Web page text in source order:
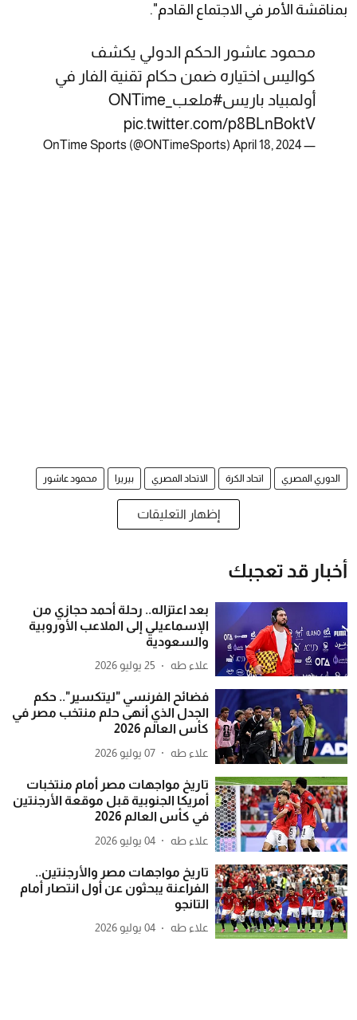
بمناقشة الأمر في الاجتماع القادم".
محمود عاشور الحكم الدولي يكشف
كواليس اختياره ضمن حكام تقنية الفار في
أولمبياد باريس#ملعب_ONTime
pic.twitter.com/p8BLnBoktV
— OnTime Sports (@ONTimeSports)
April 18, 2024
الدوري المصري اتحاد الكرة الاتحاد المصري بيريرا محمود عاشور
إظهار التعليقات
أخبار قد تعجبك
بعد اعتزاله.. رحلة أحمد حجازي من
الإسماعيلي إلى الملاعب الأوروبية
والسعودية
علاء طه 25 يوليو 2026
فضائح الفرنسي "ليتكسير".. حكم
الجدل الذي أنهى حلم منتخب مصر في
كأس العالم 2026
علاء طه 07 يوليو 2026
تاريخ مواجهات مصر أمام منتخبات
أمريكا الجنوبية قبل موقعة الأرجنتين
في كأس العالم 2026
علاء طه 04 يوليو 2026
تاريخ مواجهات مصر والأرجنتين..
الفراعنة يبحثون عن أول انتصار أمام
التانجو
علاء طه 04 يوليو 2026